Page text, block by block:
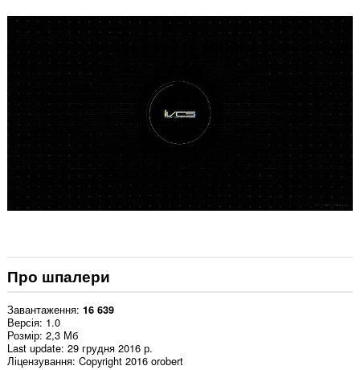
Про шпалери
Завантаження 16 639
Версія 1.0
Розмір 2,3 Мб
Last update 29 грудня 2016 р.
Ліцензування Copyright 2016 orobert